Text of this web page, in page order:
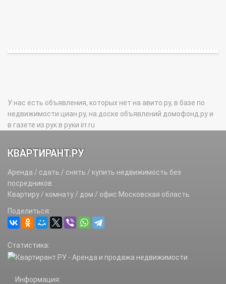
У нас есть объявления, которых нет на авито.ру, в базе по
недвижимости циан.ру, на доске объявлений домофонд.ру и
в газете из рук в руки irr.ru
КВАРТИРАНТ.РУ
Аренда / сдать / снять / купить недвижимость без
посредников.
Квартиру / комнату / дом / офис Московская область
Поделиться:
Статистика:
Информация: